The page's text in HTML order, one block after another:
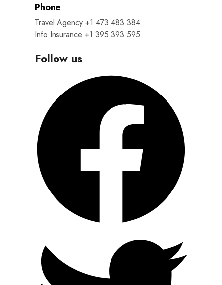
Phone
Travel Agency +1 473 483 384
Info Insurance +1 395 393 595
Follow us